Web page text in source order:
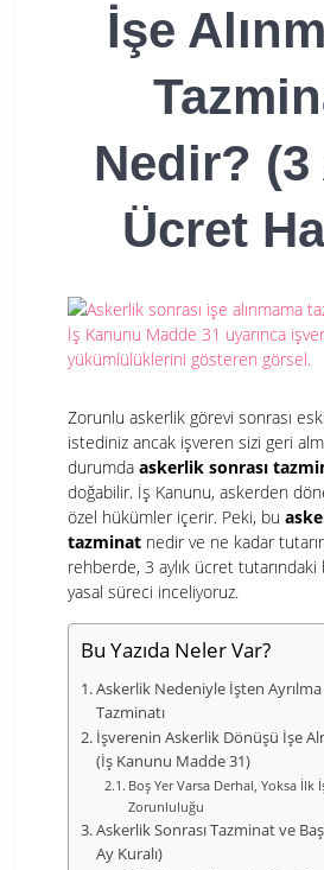
İşe
Nedir? (3
Ücret
Zorunlu askerlik görevi sonrası
istediniz ancak işveren sizi geri
durumda askerlik sonrası
doğabilir. İş Kanunu, askerden
özel hükümler içerir. Peki, bu
tazminat nedir ve ne kadar
rehberde, 3 aylık ücret tutarındaki
yasal süreci inceliyoruz.
Bu Yazıda Neler Var?
Askerlik Nedeniyle İşten Ayrılma
Tazminatı
İşverenin Askerlik Dönüşü İşe
(İş Kanunu Madde 31)
Boş Yer Varsa Derhal, Yoksa İlk
Zorunluluğu
Askerlik Sonrası Tazminat ve
Ay Kuralı)